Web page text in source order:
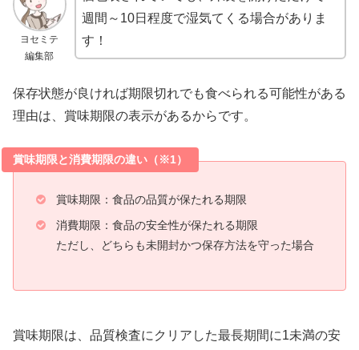
ヨセミテ
編集部
週間～10日程度で湿気てくる場合がありま
す！
保存状態が良ければ期限切れでも食べられる可能性がある
理由は、賞味期限の表示があるからです。
賞味期限と消費期限の違い（※1）
賞味期限：食品の品質が保たれる期限
消費期限：食品の安全性が保たれる期限
ただし、どちらも未開封かつ保存方法を守った場合
賞味期限は、品質検査にクリアした最長期間に1未満の安